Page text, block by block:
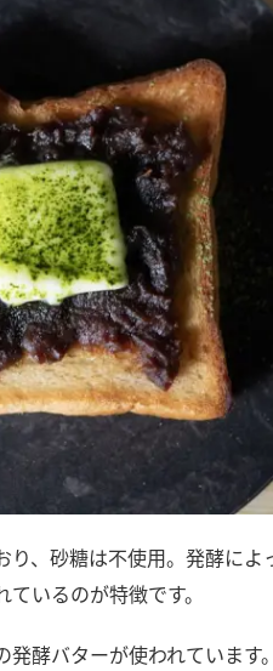
、砂糖は不使用。発酵によ
いるのが特徴です。
酵バターが使われています